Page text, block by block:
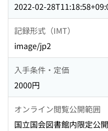
2022-02-
記録形式（IMT）
image/jp2
入手条件・定価
2000円
オンライン閲覧公開範囲
国立国会図書館内限定公開